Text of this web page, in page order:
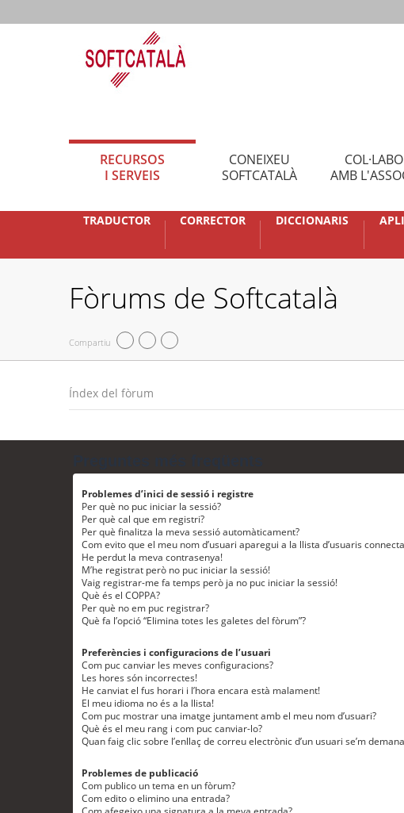
RECURSOS
I SERVEIS
CONEIXEU
SOFTCATALÀ
AMB
TRADUCTOR CORRECTOR DICCIONARIS
Fòrums de Softcatalà
Compartiu
Índex del fòrum
Problemes d’inici de sessió i registre
Per què no puc iniciar la sessió?
Per què cal que em registri?
Per què finalitza la meva sessió automàticament?
Com evito que el meu nom d’usuari aparegui a la llista d’usuaris
He perdut la meva contrasenya!
M’he registrat però no puc iniciar la sessió!
Vaig registrar-me fa temps però ja no puc iniciar la sessió!
Què és el COPPA?
Per què no em puc registrar?
Què fa l’opció “Elimina totes les galetes del fòrum”?
Preferències i configuracions de l’usuari
Com puc canviar les meves configuracions?
Les hores són incorrectes!
He canviat el fus horari i l’hora encara està malament!
El meu idioma no és a la llista!
Com puc mostrar una imatge juntament amb el meu nom d’usuari?
Què és el meu rang i com puc canviar-lo?
Quan faig clic sobre l’enllaç de correu electrònic d’un usuari se’m
Problemes de publicació
Com publico un tema en un fòrum?
Com edito o elimino una entrada?